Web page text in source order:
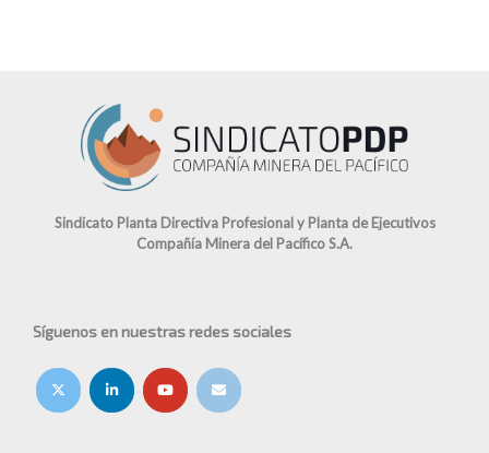
Sindicato Planta Directiva Profesional y Planta de Ejecutivos
Compañía Minera del Pacífico S.A.
Síguenos en nuestras redes sociales